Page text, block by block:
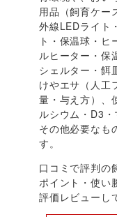
用品（飼育ケー
外線LEDライト
ト・保温球・ヒ
ルヒーター・保
シェルター・餌
けやエサ（人工
量・与え方）、
ルシウム・D3・
その他必要なも
す。
口コミで評判の
ポイント・使い
評価レビューし